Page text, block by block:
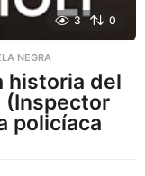
3 0
NEGRA
historia del
(Inspector
policíaca